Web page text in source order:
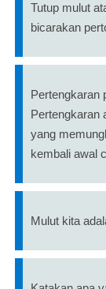
Tutup mulut
bicarakan
Pertengkaran
Pertengkaran
yang
kembali awal
Mulut kita